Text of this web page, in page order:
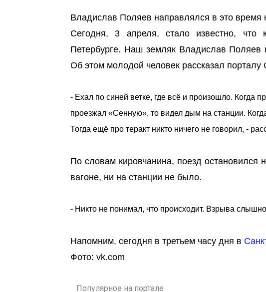
Владислав Поляев направлялся в это время
Сегодня, 3 апреля, стало известно, что
Петербурге. Наш земляк Владислав Поляев
Об этом молодой человек рассказал порталу
- Ехал по синей ветке, где всё и произошло. Когда
проезжал «Сенную», то видел дым на станции.
Тогда ещё про теракт никто ничего не говорил, -
По словам кировчанина, поезд
вагоне, ни на станции не было.
- Никто не понимал, что происходит. Взрыва
Напомним, сегодня в третьем часу дня в
Фото: vk.com
Популярное на портале